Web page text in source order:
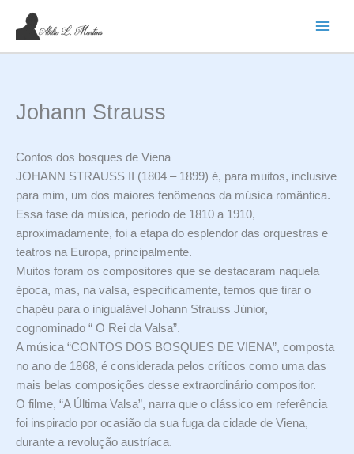
para
Johann Strauss
Contos dos bosques de Viena
JOHANN STRAUSS II (1804 – 1899) é, para muitos, inclusive
para mim, um dos maiores fenômenos da música romântica.
Essa fase da música, período de 1810 a 1910,
aproximadamente, foi a etapa do esplendor das orquestras e
teatros na Europa, principalmente.
Muitos foram os compositores que se destacaram naquela
época, mas, na valsa, especificamente, temos que tirar o
chapéu para o inigualável Johann Strauss Júnior,
cognominado “ O Rei da Valsa”.
A música “CONTOS DOS BOSQUES DE VIENA”, composta
no ano de 1868, é considerada pelos críticos como uma das
mais belas composições desse extraordinário compositor.
O filme, “A Última Valsa”, narra que o clássico em referência
foi inspirado por ocasião da sua fuga da cidade de Viena,
durante a revolução austríaca.